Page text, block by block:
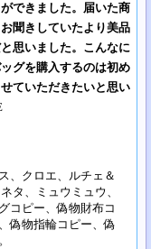
できました。届いた商
聞きしていたより美品
思いました。こんなに
グを購入するのは初め
ていただきたいと思い
、クロエ、ルチェ＆
タ、ミュウミュウ、
コピー、偽物財布コ
偽物指輪コピー、偽